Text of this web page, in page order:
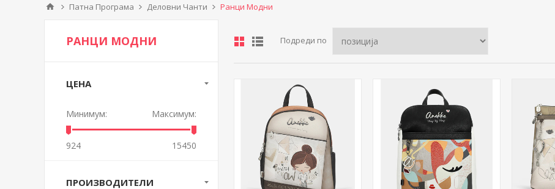
Патна Програма Деловни Чанти Ранци Модни
Подреди по
РАНЦИ МОДНИ
ЦЕНА
Минимум: Максимум:
924 15450
ПРОИЗВОДИТЕЛИ